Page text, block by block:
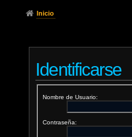
Inicio
Identificarse
Nombre de Usuario:
Contraseña: